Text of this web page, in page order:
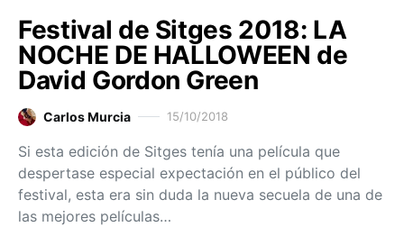
Festival de Sitges 2018: LA
NOCHE DE HALLOWEEN de
David Gordon Green
Carlos Murcia 15/10/2018
Si esta edición de Sitges tenía una película que
despertase especial expectación en el público del
festival, esta era sin duda la nueva secuela de una de
las mejores películas…